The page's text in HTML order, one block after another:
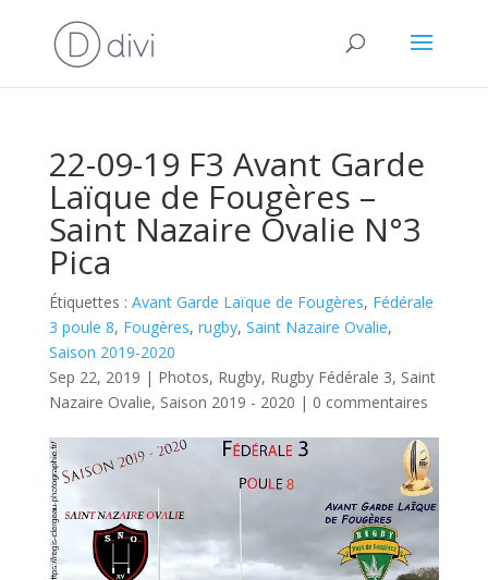
22-09-19 F3 Avant Garde
Laïque de Fougères –
Saint Nazaire Ovalie N°3
Pica
Étiquettes : Avant Garde Laïque de Fougères, Fédérale
3 poule 8, Fougères, rugby, Saint Nazaire Ovalie,
Saison 2019-2020
Sep 22, 2019 | Photos, Rugby, Rugby Fédérale 3, Saint
Nazaire Ovalie, Saison 2019 - 2020 | 0 commentaires